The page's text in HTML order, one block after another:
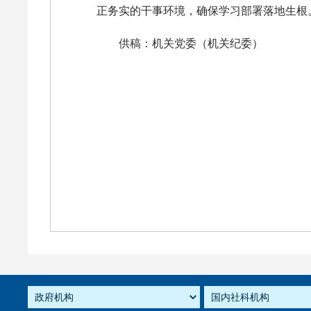
正务实的干事环境，确保学习部署落地生根
供稿：机关党委（机关纪委）